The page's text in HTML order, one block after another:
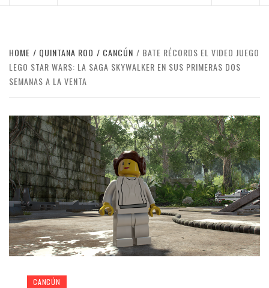
HOME QUINTANA ROO CANCÚN
BATE RÉCORDS EL VIDEO JUEGO
LEGO STAR WARS: LA SAGA SKYWALKER EN SUS PRIMERAS DOS
SEMANAS A LA VENTA
CANCÚN